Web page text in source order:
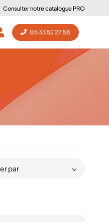
Consulter notre catalogue PRO
05 33 52 27 58
par